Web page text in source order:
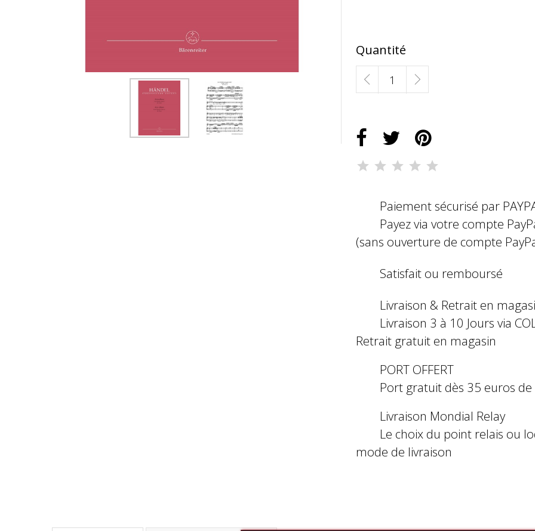
Quantité
Paiement sécurisé par
Payez via votre compte
(sans ouverture de compte
Satisfait ou remboursé
Livraison & Retrait en
Livraison 3 à 10 Jours via
Retrait gratuit en magasin
PORT OFFERT
Port gratuit dès 35 euros
Livraison Mondial Relay
Le choix du point relais ou
mode de livraison